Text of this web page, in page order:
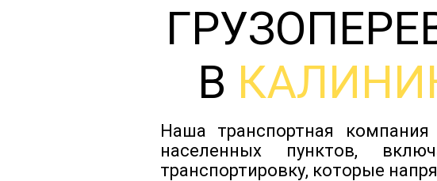
В
Наша транспортная
населенных пунктов,
транспортировку, которые